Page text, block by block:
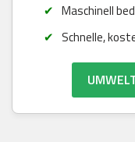
Maschinell
Schnelle,